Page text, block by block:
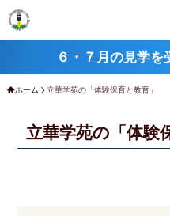
６・７月の見学を
ホーム 立華学苑の「体験保育と教育」
立華学苑の「体験